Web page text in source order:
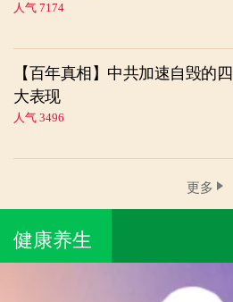
人气 7174
【百年真相】中共加速自毁的四
大表现
人气 3496
更多
健康养生